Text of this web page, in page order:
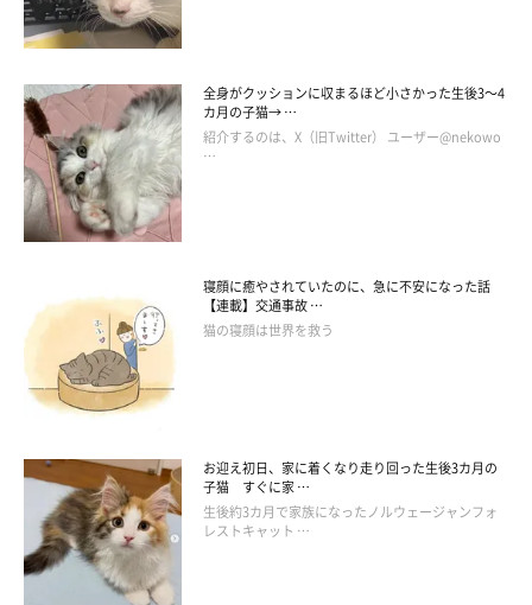
全身がクッションに収まるほど小さかった生後3～4
カ月の子猫→ …
紹介するのは、X（旧Twitter） ユーザー@nekowo
…
寝顔に癒やされていたのに、急に不安になった話
【連載】交通事故 …
猫の寝顔は世界を救う
お迎え初日、家に着くなり走り回った生後3カ月の
子猫 すぐに家 …
生後約3カ月で家族になったノルウェージャンフォ
レストキャット …